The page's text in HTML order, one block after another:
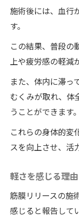
施術後には、血行
す。
この結果、普段の
上や疲労感の軽減
また、体内に滞っ
むくみが取れ、体
うことができます。
これらの身体的変
スを向上させ、活
軽さを感じる理
筋膜リリースの施
感じると報告して